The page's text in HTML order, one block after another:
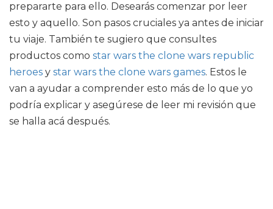
prepararte para ello. Desearás comenzar por leer
esto y aquello. Son pasos cruciales ya antes de iniciar
tu viaje. También te sugiero que consultes
productos como star wars the clone wars republic
heroes y star wars the clone wars games. Estos le
van a ayudar a comprender esto más de lo que yo
podría explicar y asegúrese de leer mi revisión que
se halla acá después.